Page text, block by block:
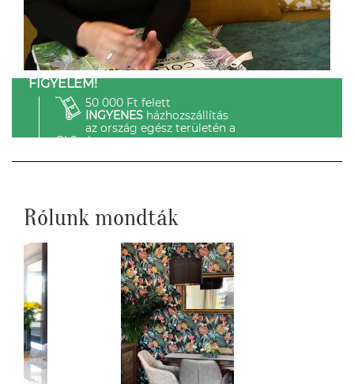
FIGYELEM!
50 000 Ft felett
INGYENESházhozszállítás
az ország egész területén a
GLS-el.
Rólunk mondták